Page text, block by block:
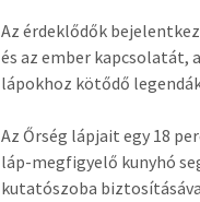
Az érdeklődők
és az ember kapcsolatát,
lápokhoz kötődő
Az Őrség lápjait egy 18
láp-megfigyelő kunyhó
kutatószoba